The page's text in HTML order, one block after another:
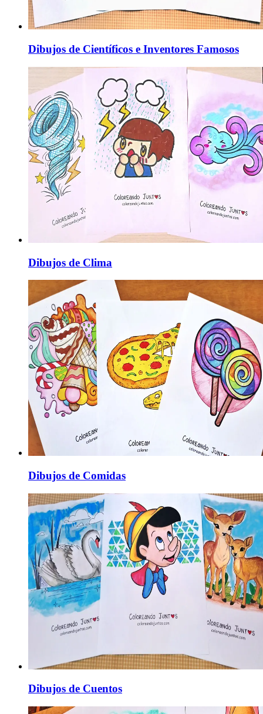
Dibujos de Científicos e Inventores Famosos
Dibujos de Clima
Dibujos de Comidas
Dibujos de Cuentos